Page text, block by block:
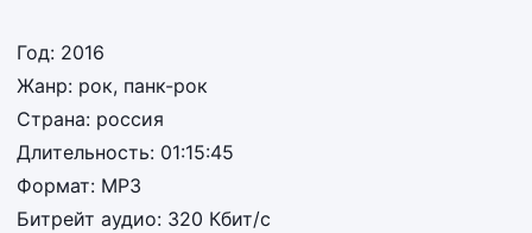
Год: 2016
Жанр: рок, панк-рок
Страна: россия
Длительность: 01:15:45
Формат: MP3
Битрейт аудио: 320 Кбит/с